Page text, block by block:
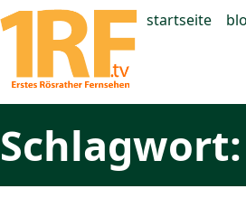
startseite